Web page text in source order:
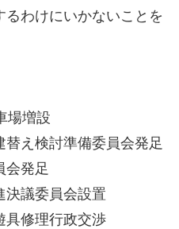
わけにいかないことを
場増設
え検討準備委員会発足
発足
議委員会設置
修理行政交渉